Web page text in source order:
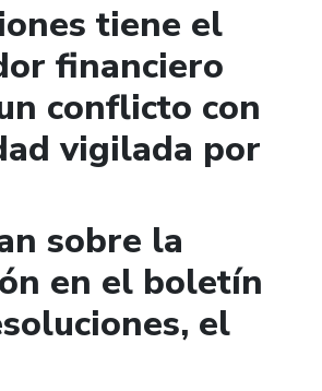
tiene el
financiero
conflicto con
vigilada por
sobre la
en el boletín
el